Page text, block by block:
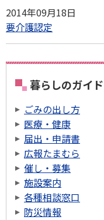
2014年09月18日
要介護認定
暮らしのガイド
ごみの出し方
医療・健康
届出・申請書
広報たまむら
催し・募集
施設案内
各種相談窓口
防災情報